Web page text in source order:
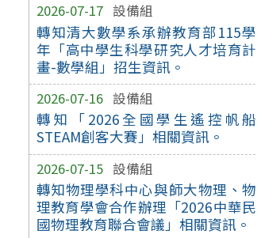
2026-07-17 設備組
轉知清大數學系承辦教育部115學
年「高中學生科學研究人才培育計
畫-數學組」招生資訊。
2026-07-16 設備組
轉知「2026全國學生遙控帆船
STEAM創客大賽」相關資訊。
2026-07-15 設備組
轉知物理學科中心與師大物理、物
理教育學會合作辦理「2026中華民
國物理教育聯合會議」相關資訊。